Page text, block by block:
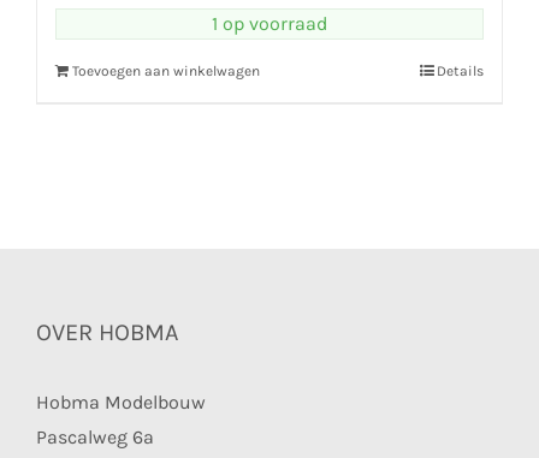
1 op voorraad
Toevoegen aan winkelwagen Details
OVER HOBMA
Hobma Modelbouw
Pascalweg 6a